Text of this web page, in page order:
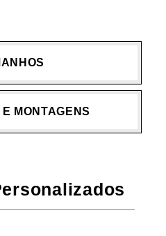
MONTAGENS